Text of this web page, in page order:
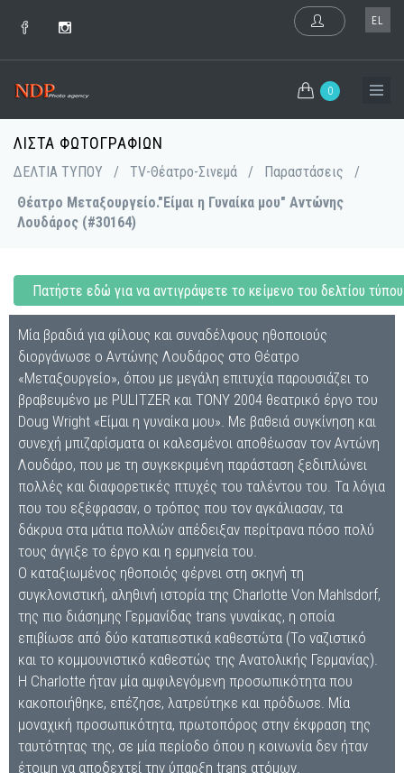
EL
0
ΛΊΣΤΑ ΦΩΤΟΓΡΑΦΙΏΝ
ΔΕΛΤΙΑ ΤΥΠΟΥ / TV-Θέατρο-Σινεμά / Παραστάσεις
/
Θέατρο Μεταξουργείο."Είμαι η Γυναίκα μου" Αντώνης
Λουδάρος (#30164)
Πατήστε εδώ για να αντιγράψετε το κείμενο του δελτίου τύπου
Μία βραδιά για φίλους και συναδέλφους ηθοποιούς
διοργάνωσε ο Αντώνης Λουδάρος στο Θέατρο
«Μεταξουργείο», όπου με μεγάλη επιτυχία παρουσιάζει το
βραβευμένο με PULITZER και TONY 2004 θεατρικό έργο του
Doug Wright «Είμαι η γυναίκα μου». Με βαθειά συγκίνηση και
συνεχή μπιζαρίσματα οι καλεσμένοι αποθέωσαν τον Αντώνη
Λουδάρο, που με τη συγκεκριμένη παράσταση ξεδιπλώνει
πολλές και διαφορετικές πτυχές του ταλέντου του. Τα λόγια
που του εξέφρασαν, ο τρόπος που τον αγκάλιασαν, τα
δάκρυα στα μάτια πολλών απέδειξαν περίτρανα πόσο πολύ
τους άγγιξε το έργο και η ερμηνεία του.
Ο καταξιωμένος ηθοποιός φέρνει στη σκηνή τη
συγκλονιστική, αληθινή ιστορία της Charlotte Von Mahlsdorf,
της πιο διάσημης Γερμανίδας trans γυναίκας, η οποία
επιβίωσε από δύο καταπιεστικά καθεστώτα (Το ναζιστικό
και το κομμουνιστικό καθεστώς της Ανατολικής Γερμανίας).
Η Charlotte ήταν μία αμφιλεγόμενη προσωπικότητα που
κακοποιήθηκε, επέζησε, λατρεύτηκε και πρόδωσε. Μία
μοναχική προσωπικότητα, πρωτοπόρος στην έκφραση της
ταυτότητας της, σε μία περίοδο όπου η κοινωνία δεν ήταν
έτοιμη να αποδεχτεί την ύπαρξη trans ατόμων.